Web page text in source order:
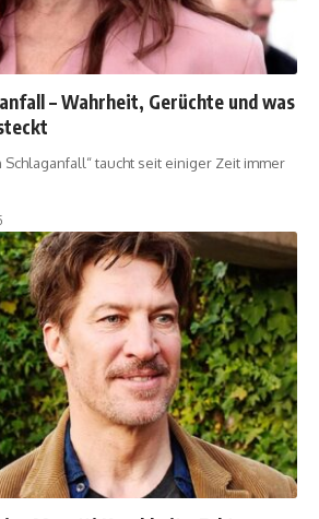
– Wahrheit, Gerüchte und was
Schlaganfall“ taucht seit einiger Zeit immer